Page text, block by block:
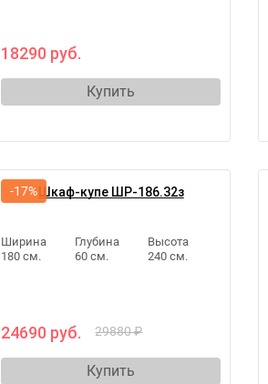
18290 руб.
Купить
Шкаф-купе ШР-186.32з
Ширина
180 см.
Глубина
60 см.
Высота
240 см.
24690 руб. 29880 ₽
Купить
-17%